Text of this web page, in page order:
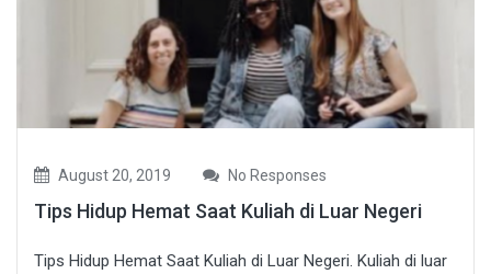
August 20, 2019 No Responses
Tips Hidup Hemat Saat Kuliah di Luar Negeri
Tips Hidup Hemat Saat Kuliah di Luar Negeri. Kuliah di luar